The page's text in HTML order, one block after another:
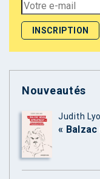
Nouveautés
Judith
«